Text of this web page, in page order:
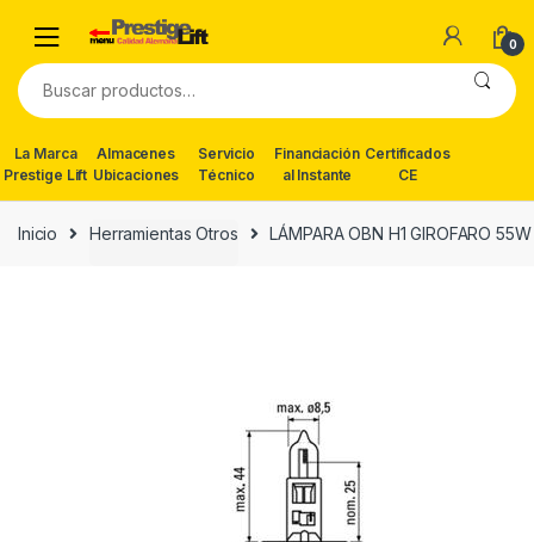
navigation
content
0
Buscar
por:
La Marca
Prestige Lift
Almacenes
Ubicaciones
Servicio
Técnico
Financiación
al Instante
Certificados
CE
Inicio Herramientas Otros LÁMPARA OBN H1 GIROFARO 55W